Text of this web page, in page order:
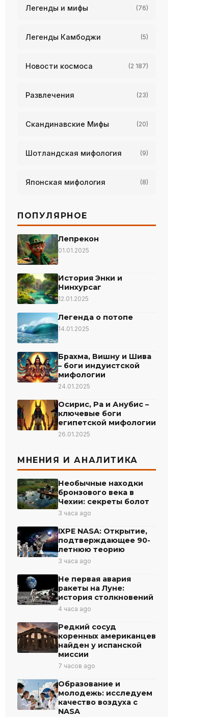
Легенды и мифы (76)
Легенды Камбоджи (5)
Новости космоса (2 187)
Развлечения (23)
Скандинавские Мифы (20)
Шотландская мифология (9)
Японская мифология (8)
ПОПУЛЯРНОЕ
Лепрекон
01.01.2025
История Энки и
Нинхурсаг
12.01.2025
Легенда о потопе
14.01.2025
Брахма, Вишну и Шива
– боги индуистской
мифологии
24.01.2025
Осирис, Ра и Анубис –
ключевые боги
египетской мифологии
26.01.2025
МНЕНИЯ И АНАЛИТИКА
Необычные находки
бронзового века в
Чехии: секреты болот
3 часа ago
IXPE NASA: Открытие,
подтверждающее 90-
летнюю теорию
3 часа ago
Не первая авария
ракеты на Луне:
история столкновений
4 часа ago
Редкий сосуд
коренных американцев
найден у испанской
миссии
7 часов ago
Образование и
молодежь: исследуем
качество воздуха с
NASA